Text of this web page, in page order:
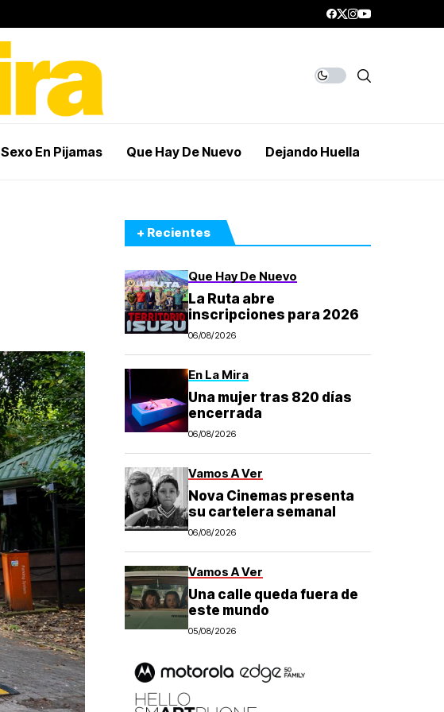
Sexo En Pijamas Que Hay De Nuevo Dejando Huella
+ Recientes
Que Hay De Nuevo
La Ruta abre
inscripciones para 2026
06/08/2026
En La Mira
Una mujer tras 820 días
encerrada
06/08/2026
Vamos A Ver
Nova Cinemas presenta
su cartelera semanal
06/08/2026
Vamos A Ver
Una calle queda fuera de
este mundo
05/08/2026